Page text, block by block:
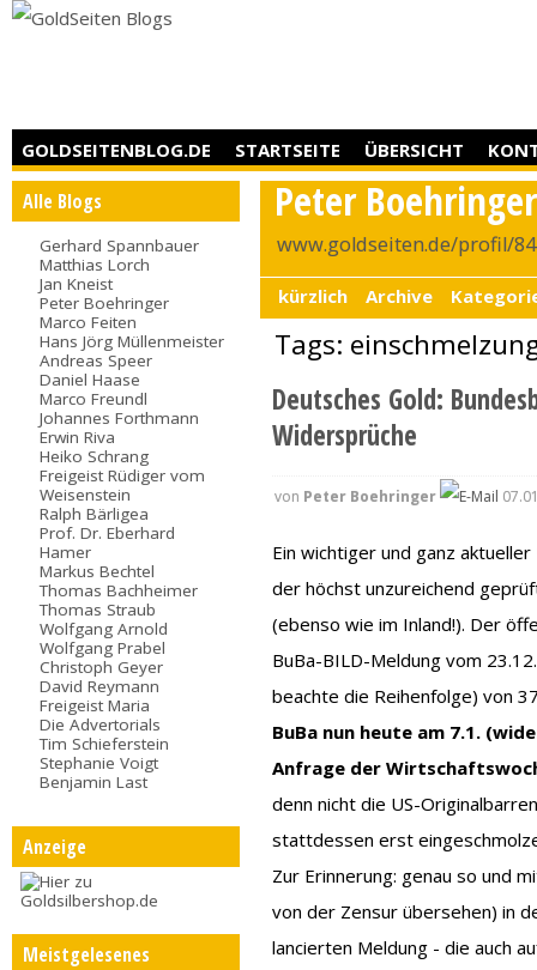
GOLDSEITENBLOG.DE STARTSEITE ÜBERSICHT
Alle Blogs
Gerhard Spannbauer
Matthias Lorch
Jan Kneist
Peter Boehringer
Marco Feiten
Hans Jörg Müllenmeister
Andreas Speer
Daniel Haase
Marco Freundl
Johannes Forthmann
Erwin Riva
Heiko Schrang
Freigeist Rüdiger vom
Weisenstein
Ralph Bärligea
Prof. Dr. Eberhard
Hamer
Markus Bechtel
Thomas Bachheimer
Thomas Straub
Wolfgang Arnold
Wolfgang Prabel
Christoph Geyer
David Reymann
Freigeist Maria
Die Advertorials
Tim Schieferstein
Stephanie Voigt
Benjamin Last
Anzeige
Meistgelesenes
Peter Boehringer
www.goldseiten.de/profil/
kürzlich Archive
Tags:
Deutsches Gold:
Widersprüche
von Peter Boehringer
Ein wichtiger und ganz
der höchst unzureichend
(ebenso wie im Inland!). Der
BuBa-BILD-Meldung vom
beachte die Reihenfolge) von
BuBa nun heute am 7.1.
Anfrage der
denn nicht die US-
stattdessen erst
Zur Erinnerung: genau so und
von der Zensur übersehen) in
lancierten Meldung - die auch